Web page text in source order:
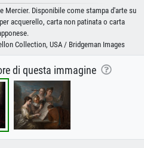
Mercier. Disponibile come stampa d'arte su
acquerello, carta non patinata o carta
Collection, USA / Bridgeman Images
di questa immagine